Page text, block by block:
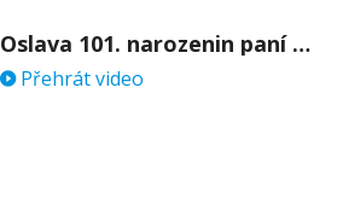
Oslava 101. narozenin paní Věry Skořepové
Přehrát video